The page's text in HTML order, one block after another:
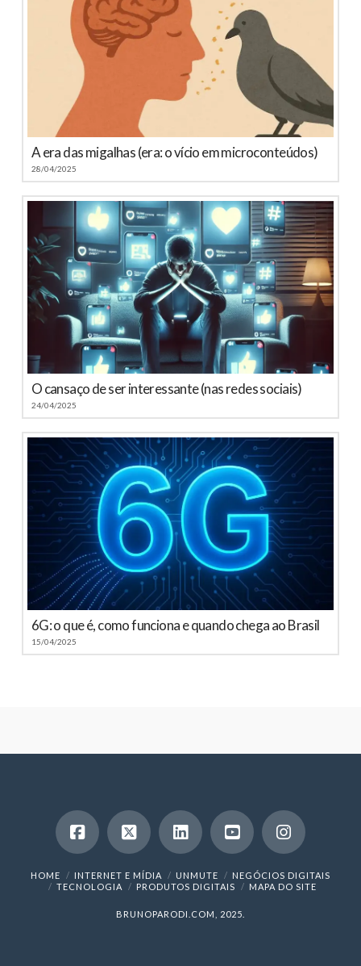
A era das migalhas (era: o vício em microconteúdos)
28/04/2025
O cansaço de ser interessante (nas redes sociais)
24/04/2025
6G: o que é, como funciona e quando chega ao Brasil
15/04/2025
HOME INTERNET E MÍDIA UNMUTE
NEGÓCIOS DIGITAIS
TECNOLOGIA
PRODUTOS DIGITAIS MAPA DO SITE
BRUNOPARODI.COM, 2025.